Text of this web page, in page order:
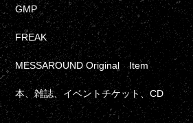
GMP
FREAK
MESSAROUND Original Item
本、雑誌、イベントチケット、CD